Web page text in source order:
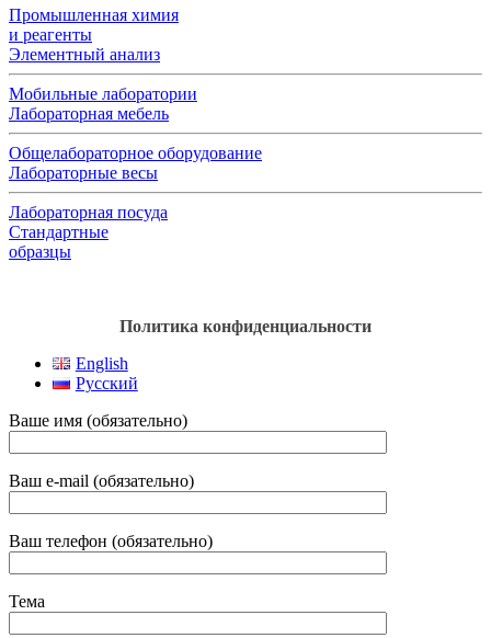
Промышленная химия
и реагенты
Элементный анализ
Мобильные лаборатории
Лабораторная мебель
Общелабораторное оборудование
Лабораторные весы
Лабораторная посуда
Стандартные
образцы
Политика конфиденциальности
English
Русский
Ваше имя (обязательно)
Ваш e-mail (обязательно)
Ваш телефон (обязательно)
Тема